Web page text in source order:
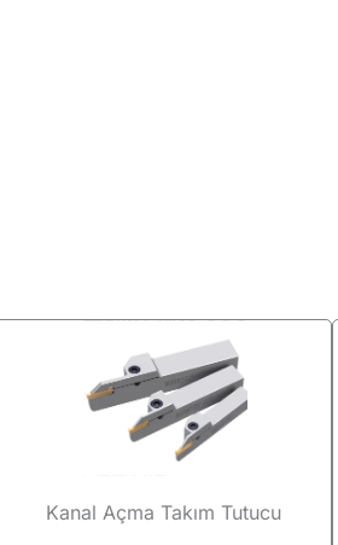
Kanal Açma Takım Tutucu